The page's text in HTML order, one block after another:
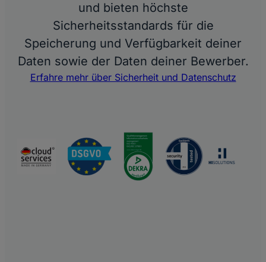
und bieten höchste
Sicherheitsstandards für die
Speicherung und Verfügbarkeit deiner
Daten sowie der Daten deiner Bewerber.
Erfahre mehr über Sicherheit und Datenschutz